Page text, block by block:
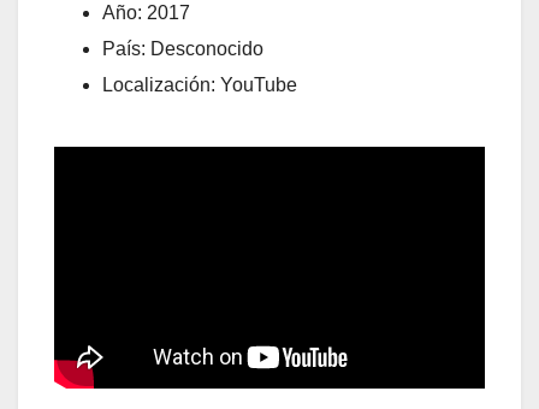
Año: 2017
País: Desconocido
Localización: YouTube